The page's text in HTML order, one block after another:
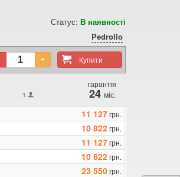
Статус: В наявності
Pedrollo
Купити
+
1
гарантія
24 міс.
11 127грн.
10 822грн.
11 127грн.
10 822грн.
23 550грн.